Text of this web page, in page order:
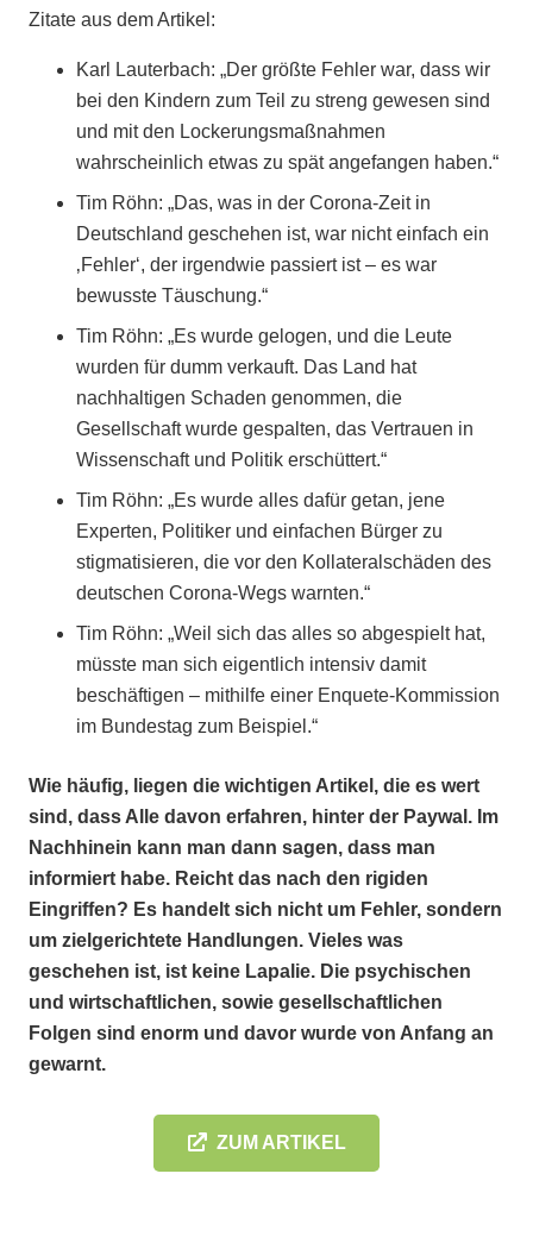
Zitate aus dem Artikel:
Karl Lauterbach: „Der größte Fehler war, dass wir
bei den Kindern zum Teil zu streng gewesen sind
und mit den Lockerungsmaßnahmen
wahrscheinlich etwas zu spät angefangen haben.“
Tim Röhn: „Das, was in der Corona-Zeit in
Deutschland geschehen ist, war nicht einfach ein
‚Fehler‘, der irgendwie passiert ist – es war
bewusste Täuschung.“
Tim Röhn: „Es wurde gelogen, und die Leute
wurden für dumm verkauft. Das Land hat
nachhaltigen Schaden genommen, die
Gesellschaft wurde gespalten, das Vertrauen in
Wissenschaft und Politik erschüttert.“
Tim Röhn: „Es wurde alles dafür getan, jene
Experten, Politiker und einfachen Bürger zu
stigmatisieren, die vor den Kollateralschäden des
deutschen Corona-Wegs warnten.“
Tim Röhn: „Weil sich das alles so abgespielt hat,
müsste man sich eigentlich intensiv damit
beschäftigen – mithilfe einer Enquete-Kommission
im Bundestag zum Beispiel.“
Wie häufig, liegen die wichtigen Artikel, die es wert
sind, dass Alle davon erfahren, hinter der Paywal. Im
Nachhinein kann man dann sagen, dass man
informiert habe. Reicht das nach den rigiden
Eingriffen? Es handelt sich nicht um Fehler, sondern
um zielgerichtete Handlungen. Vieles was
geschehen ist, ist keine Lapalie. Die psychischen
und wirtschaftlichen, sowie gesellschaftlichen
Folgen sind enorm und davor wurde von Anfang an
gewarnt.
ZUM ARTIKEL